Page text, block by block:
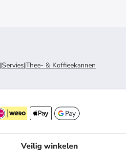
|Servies|Thee- & Koffieekannen
Veilig winkelen